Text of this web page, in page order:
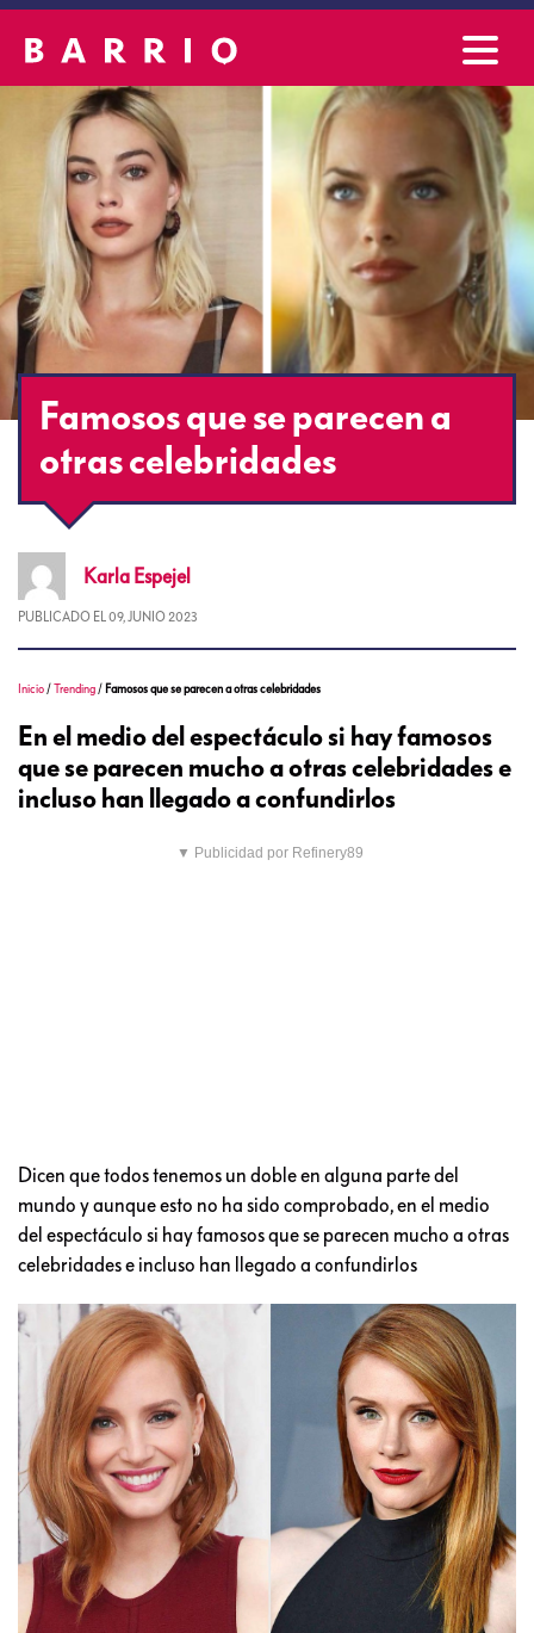
Famosos que se parecen a
otras celebridades
Karla Espejel
PUBLICADO EL 09, JUNIO 2023
Inicio /Trending / Famosos que se parecen a otras celebridades
En el medio del espectáculo si hay famosos
que se parecen mucho a otras celebridades e
incluso han llegado a confundirlos
▼ Publicidad por Refinery89
Dicen que todos tenemos un doble en alguna parte del
mundo y aunque esto no ha sido comprobado, en el medio
del espectáculo si hay famosos que se parecen mucho a otras
celebridades e incluso han llegado a confundirlos